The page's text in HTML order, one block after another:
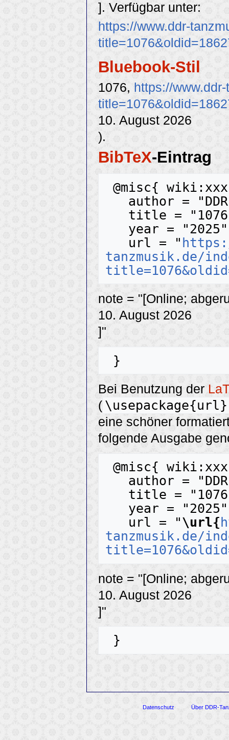
]. Verfügbar unter:
https://www.ddr-
Bluebook-Stil
1076, https://
10. August 2026
).
BibTeX-Eintrag
   url = "
tanzmusik.de/
note = "[Online;
10. August 2026
]"
Bei Benutzung der
( \usepackage{url}
eine schöner
folgende Ausgabe
   url = "
\url{
tanzmusik.de/
note = "[Online;
10. August 2026
]"
Datenschutz Über DDR-